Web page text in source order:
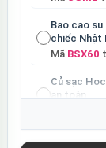
Bao cao
chiếc Nhật
Mã BSX60
Củ sạc
an toàn